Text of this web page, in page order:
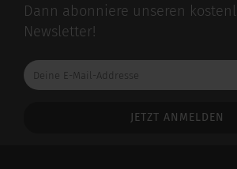
Dann abonniere unseren
Newsletter!
Deine
E-